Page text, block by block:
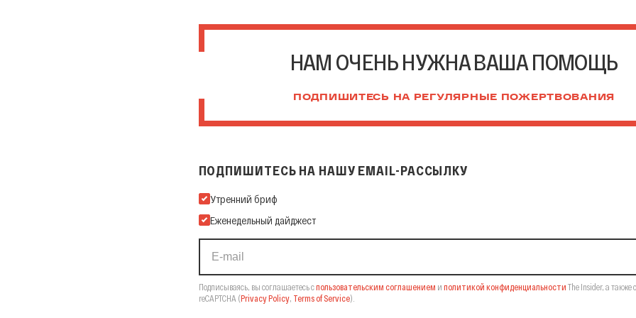
НАМ ОЧЕНЬ НУЖНА ВАША ПОМОЩЬ
ПОДПИШИТЕСЬ НА РЕГУЛЯРНЫЕ ПОЖЕРТВОВАНИЯ
ПОДПИШИТЕСЬ НА НАШУ EMAIL-РАССЫЛКУ
Подпишитесь на нашу Email-рассылку
Утренний бриф
Еженедельный дайджест
Подписываясь, вы соглашаетесь спользовательским соглашением и политикой конфиденциальности The Insider, а также
reCAPTCHA (Privacy Policy, Terms of Service).